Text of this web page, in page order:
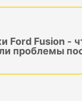
Ford Fusion -
проблемы